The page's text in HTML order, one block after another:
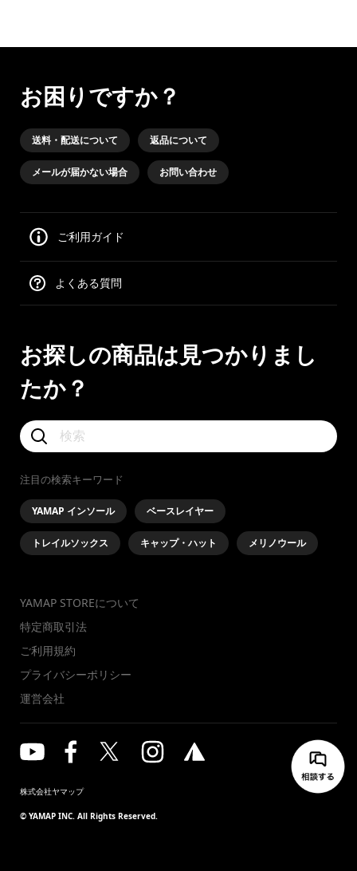
お困りですか？
送料・配送について 返品について
メールが届かない場合 お問い合わせ
ご利用ガイド
よくある質問
お探しの商品は見つかりまし
たか？
注目の検索キーワード
YAMAP インソール ベースレイヤー
トレイルソックス キャップ・ハット メリノウール
YAMAP STOREについて
特定商取引法
ご利用規約
プライバシーポリシー
運営会社
株式会社ヤマップ
© YAMAP INC. All Rights Reserved.